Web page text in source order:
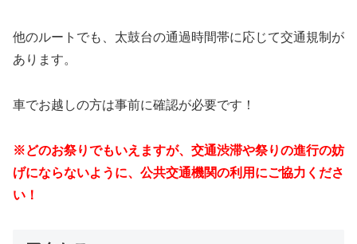
他のルートでも、太鼓台の通過時間帯に応じて交通規制が
あります。
車でお越しの方は事前に確認が必要です！
※どのお祭りでもいえますが、交通渋滞や祭りの進行の妨
げにならないように、公共交通機関の利用にご協力くださ
い！